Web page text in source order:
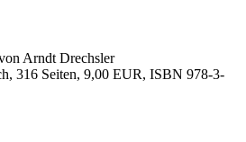
Arndt Drechsler
316 Seiten, 9,00 EUR, ISBN 978-3-